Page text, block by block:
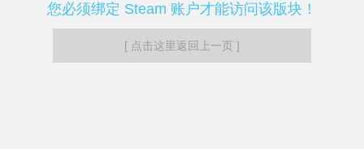
您必须绑定 Steam 账户才能访问该版块！
[ 点击这里返回上一页 ]